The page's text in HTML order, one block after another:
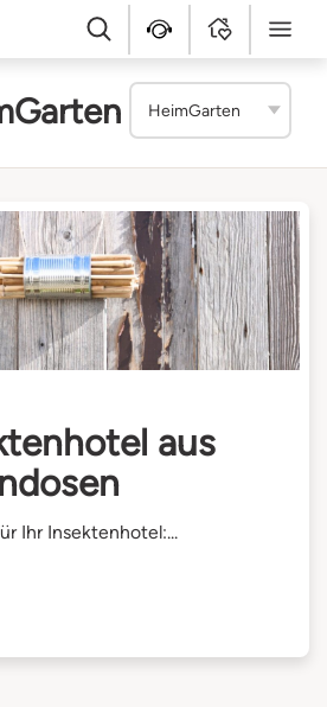
Suche Kundenservice
MyHomeMenü
aus
Ihr Insektenhotel:...